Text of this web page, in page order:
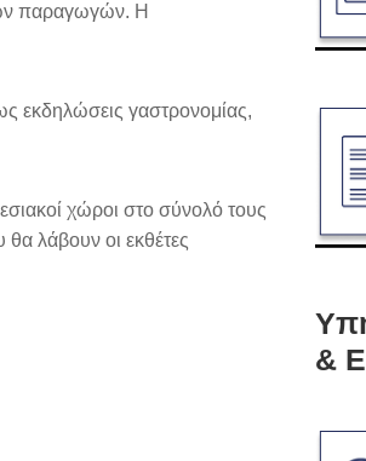
παραγωγών. Η
εκδηλώσεις γαστρονομίας,
χώροι στο σύνολό τους
λάβουν οι εκθέτες
&